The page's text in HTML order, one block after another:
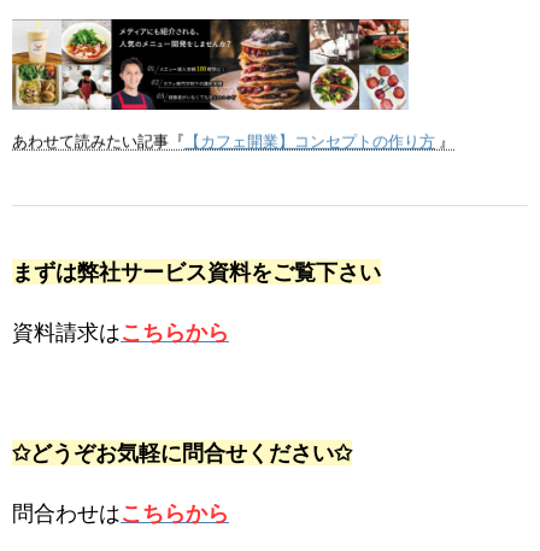
あわせて読みたい記事『【カフェ開業】コンセプトの作り方』
まずは弊社サービス資料をご覧下さい
資料請求はこちらから
✩どうぞお気軽に問合せください✩
問合わせはこちらから